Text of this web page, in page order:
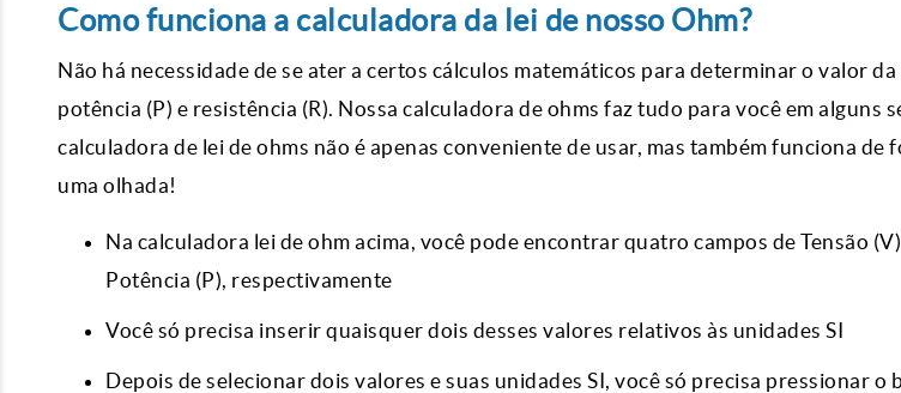
Como funciona a calculadora da lei de nosso Ohm?
Não há necessidade de se ater a certos cálculos matemáticos para determinar o valor da
potência (P) e resistência (R). Nossa calculadora de ohms faz tudo para você em alguns
calculadora de lei de ohms não é apenas conveniente de usar, mas também funciona de
uma olhada!
Na calculadora lei de ohm acima, você pode encontrar quatro campos de Tensão
Potência (P), respectivamente
Você só precisa inserir quaisquer dois desses valores relativos às unidades SI
Depois de selecionar dois valores e suas unidades SI, você só precisa pressionar o